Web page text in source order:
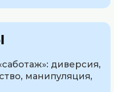
диверсия,
манипуляция,